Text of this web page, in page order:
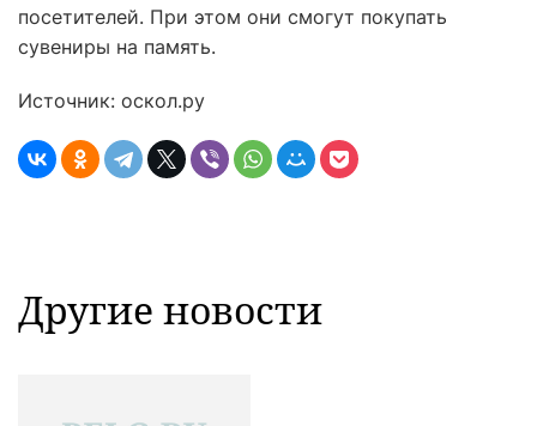
посетителей. При этом они смогут покупать
сувениры на память.
Источник: оскол.ру
Другие новости